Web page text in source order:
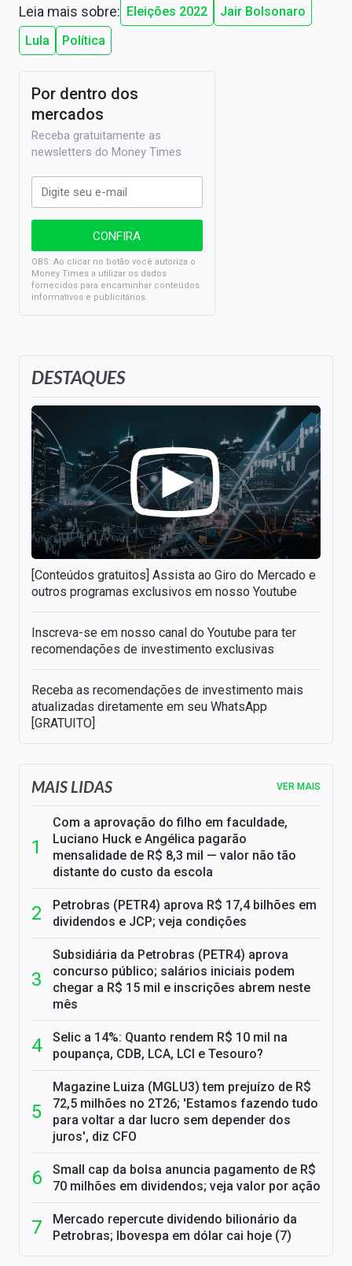
Leia mais sobre: Eleições 2022
Jair Bolsonaro
Lula
Política
DESTAQUES
[Conteúdos gratuitos] Assista ao Giro do Mercado e
outros programas exclusivos em nosso Youtube
Inscreva-se em nosso canal do Youtube para ter
recomendações de investimento exclusivas
Receba as recomendações de investimento mais
atualizadas diretamente em seu WhatsApp
[GRATUITO]
Por dentro dos
mercados
Receba gratuitamente as
newsletters do Money Times
OBS: Ao clicar no botão você autoriza o
Money Times a utilizar os dados
fornecidos para encaminhar conteúdos
informativos e publicitários.
MAIS LIDAS VER MAIS
Com a aprovação do filho em faculdade,
Luciano Huck e Angélica pagarão
mensalidade de R$ 8,3 mil — valor não tão
distante do custo da escola
Petrobras (PETR4) aprova R$ 17,4 bilhões em
dividendos e JCP; veja condições
Subsidiária da Petrobras (PETR4) aprova
concurso público; salários iniciais podem
chegar a R$ 15 mil e inscrições abrem neste
mês
Selic a 14%: Quanto rendem R$ 10 mil na
poupança, CDB, LCA, LCI e Tesouro?
Magazine Luiza (MGLU3) tem prejuízo de R$
72,5 milhões no 2T26; 'Estamos fazendo tudo
para voltar a dar lucro sem depender dos
juros', diz CFO
Small cap da bolsa anuncia pagamento de R$
70 milhões em dividendos; veja valor por ação
Mercado repercute dividendo bilionário da
Petrobras; Ibovespa em dólar cai hoje (7)